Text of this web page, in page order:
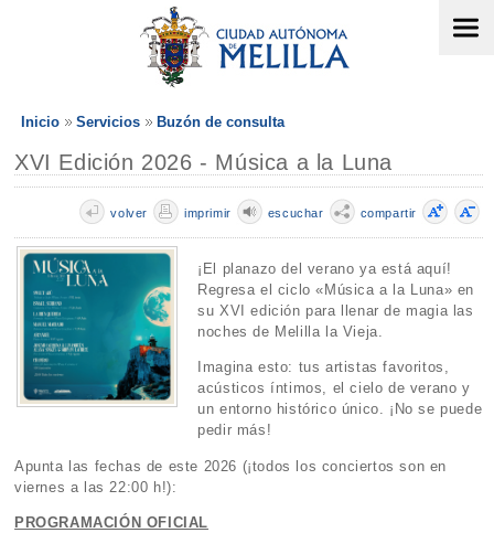
Inicio Servicios Buzón de consulta
XVI Edición 2026 - Música a la Luna
compartir
escuchar
imprimir
volver
¡El planazo del verano ya está aquí!
Regresa el ciclo «Música a la Luna» en
su XVI edición para llenar de magia las
noches de Melilla la Vieja.
Imagina esto: tus artistas favoritos,
acústicos íntimos, el cielo de verano y
un entorno histórico único. ¡No se puede
pedir más!
Apunta las fechas de este 2026 (¡todos los conciertos son en
viernes a las 22:00 h!):
PROGRAMACIÓN OFICIAL